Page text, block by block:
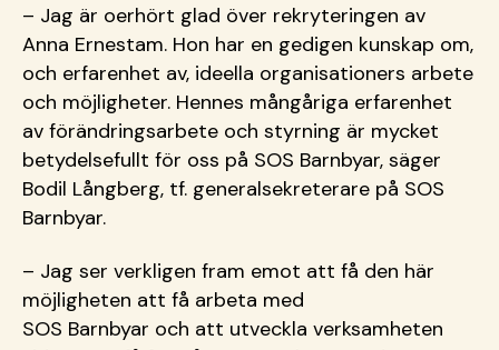
– Jag är oerhört glad över rekryteringen av
Anna Ernestam. Hon har en gedigen kunskap om,
och erfarenhet av, ideella organisationers arbete
och möjligheter. Hennes mångåriga erfarenhet
av förändringsarbete och styrning är mycket
betydelsefullt för oss på SOS Barnbyar, säger
Bodil Långberg, tf. generalsekreterare på SOS
Barnbyar.
– Jag ser verkligen fram emot att få den här
möjligheten att få arbeta med
SOS Barnbyar och att utveckla verksamheten